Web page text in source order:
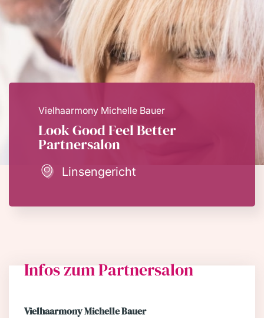
Vielhaarmony Michelle Bauer
Look Good Feel Better
Partnersalon
Linsengericht
Infos zum Partnersalon
Vielhaarmony Michelle Bauer